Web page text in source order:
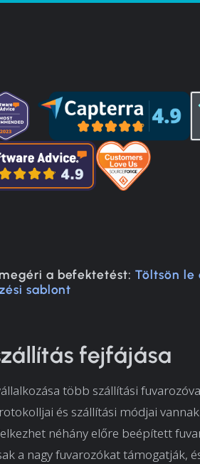
a befektetést:Töltsön le
sablont
fejfájása
több szállítási
és szállítási módjai
néhány előre beépített
a nagy fuvarozókat támogatják,